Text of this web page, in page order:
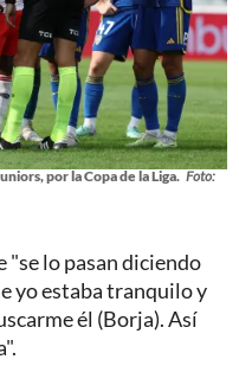
por la Copa de la Liga. Foto:
lo pasan diciendo
yo estaba tranquilo y
él (Borja). Así